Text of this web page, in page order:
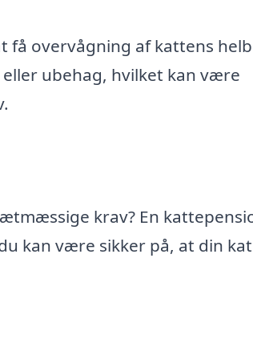
få overvågning af kattens
ubehag, hvilket kan være
krav? En
kan være sikker på, at din